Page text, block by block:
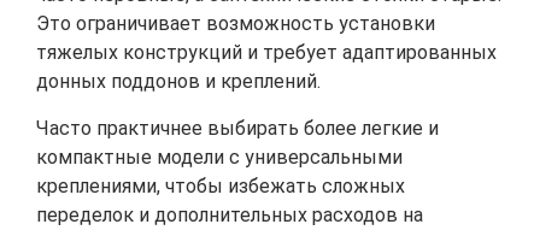
Это ограничивает возможность установки
тяжелых конструкций и требует адаптированных
донных поддонов и креплений.
Часто практичнее выбирать более легкие и
компактные модели с универсальными
креплениями, чтобы избежать сложных
переделок и дополнительных расходов на